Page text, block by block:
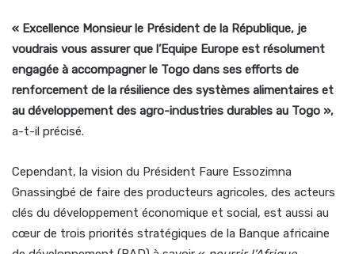
« Excellence Monsieur le Président de la République, je
voudrais vous assurer que l’Equipe Europe est résolument
engagée à accompagner le Togo dans ses efforts de
renforcement de la résilience des systèmes alimentaires et
au développement des agro-industries durables au Togo »,
a-t-il précisé.
Cependant, la vision du Président Faure Essozimna
Gnassingbé de faire des producteurs agricoles, des acteurs
clés du développement économique et social, est aussi au
cœur de trois priorités stratégiques de la Banque africaine